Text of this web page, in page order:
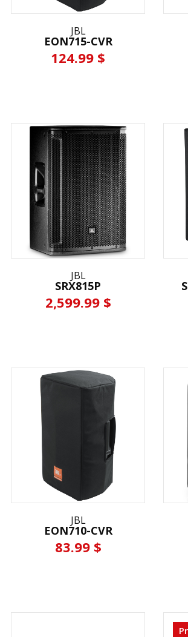
JBL
EON715-CVR
124.99 $
JBL
SRX815P
2,599.99 $
JBL
EON710-CVR
83.99 $